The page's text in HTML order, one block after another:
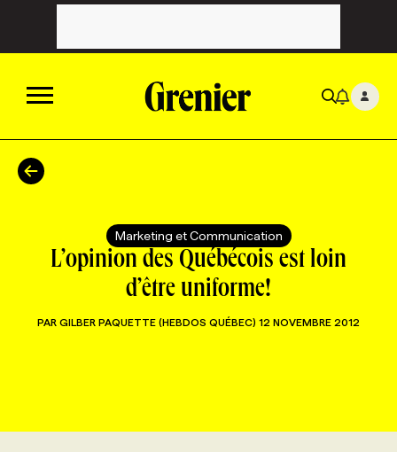
ACTUALITÉS
CATÉGORIES
TOUTES LES CATÉGORIES
CHRONIQUES
TOUTES LES CHRONIQUES
FORFAITS ABONNEMENT
Marketing et Communication
L’opinion des Québécois est loin
d’être uniforme!
PAR GILBER PAQUETTE (HEBDOS QUÉBEC) 12 NOVEMBRE 2012